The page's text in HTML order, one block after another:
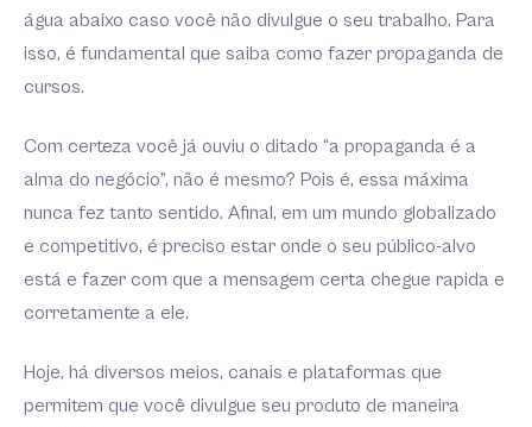
água abaixo caso você não divulgue o seu trabalho. Para
isso, é fundamental que saiba como fazer propaganda de
cursos.
Com certeza você já ouviu o ditado “a propaganda é a
alma do negócio”, não é mesmo? Pois é, essa máxima
nunca fez tanto sentido. Afinal, em um mundo globalizado
e competitivo, é preciso estar onde o seu público-alvo
está e fazer com que a mensagem certa chegue rapida e
corretamente a ele.
Hoje, há diversos meios, canais e plataformas que
permitem que você divulgue seu produto de maneira